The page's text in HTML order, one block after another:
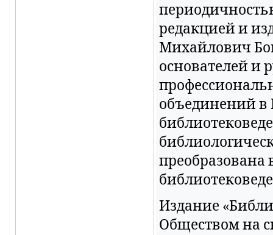
редакцией и
Михайлович
основателей и
объединений в
преобразована
Издание
Обществом на